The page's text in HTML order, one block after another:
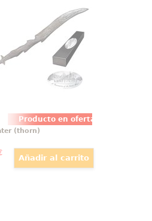
Producto en oferta
versión 6 en su
Esta réplica
se ve en las
Potter, ha sido
con minuciosidad
(thorn)